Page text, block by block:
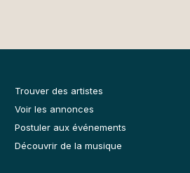
Trouver des artistes
Voir les annonces
Postuler aux événements
Découvrir de la musique